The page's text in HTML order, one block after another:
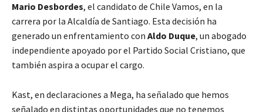
Mario Desbordes, el candidato de Chile Vamos, en la
carrera por la Alcaldía de Santiago. Esta decisión ha
generado un enfrentamiento con Aldo Duque, un abogado
independiente apoyado por el Partido Social Cristiano, que
también aspira a ocupar el cargo.
Kast, en declaraciones a Mega, ha señalado que hemos
señalado en distintas oportunidades que no tenemos